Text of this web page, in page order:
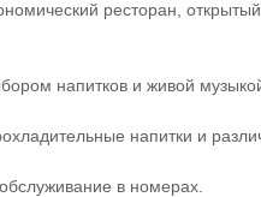
ресторан,
напитков и живой
напитки и
в номерах.